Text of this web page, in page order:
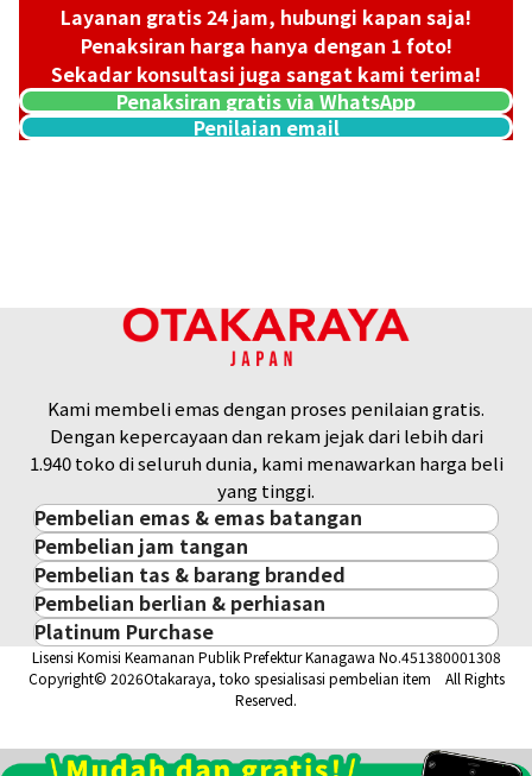
Referensi Harga Buyback
Layanan gratis 24 jam, hubungi kapan saja!
Penaksiran harga hanya dengan 1 foto!
Sekadar konsultasi juga sangat kami terima!
Penaksiran gratis via WhatsApp
Penilaian email
Kami membeli emas dengan proses penilaian gratis.
Dengan kepercayaan dan rekam jejak dari lebih dari
1.940 toko di seluruh dunia, kami menawarkan harga beli
yang tinggi.
Pembelian emas & emas batangan
Pembelian emas & emas batangan
Emas Batangan / Gold Bar
Koin Emas
Harga Pasar Emas / Kurs Emas
Aksesoris Emas
Pembelian jam tangan
Pembelian jam tangan
ROLEX
PATEK PHILIPPE
AUDEMARS PIGUET
VACHERON CONSTANTIN
BREGUEST
Pembelian tas & barang branded
Pembelian tas & barang branded
Cartier
LOUIS VUITTON
Hermès
CELINE
Pembelian berlian & perhiasan
Pembelian berlian & perhiasan
Berlian
Zamrud
Rubi
Platinum Purchase
Platinum
Lisensi Komisi Keamanan Publik Prefektur Kanagawa No.451380001308
Copyright© 2026Otakaraya, toko spesialisasi pembelian item All Rights
Reserved.